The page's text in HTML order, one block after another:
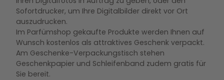
Sofortdrucker, um Ihre Digitalbilder direkt vor Ort
auszudrucken.
Im Parfümshop gekaufte Produkte werden Ihnen auf
Wunsch kostenlos als attraktives Geschenk verpackt.
Am Geschenke-Verpackungstisch stehen
Geschenkpapier und Schleifenband zudem gratis für
Sie bereit.